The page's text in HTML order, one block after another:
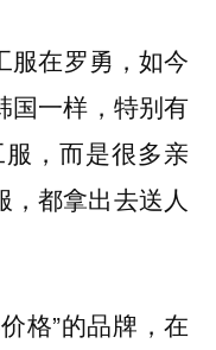
服在罗勇，如今
国一样，特别有
，而是很多亲
，都拿出去送人
格”的品牌，在